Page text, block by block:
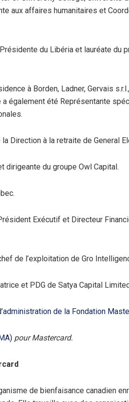
aux affaires humanitaires et
du Libéria et lauréate du
à Borden, Ladner, Gervais
a également été Représentante
Direction à la retraite de General
dirigeante du groupe Owl Capital.
Exécutif et Directeur
de l’exploitation de Gro
et PDG de Satya Capital
de la Fondation
pour Mastercard.
de bienfaisance canadien